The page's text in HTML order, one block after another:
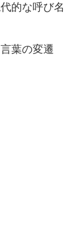
的な呼び名
葉の変遷